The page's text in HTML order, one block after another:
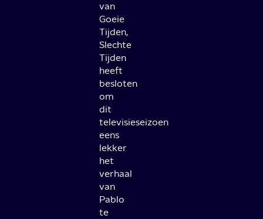
van
Goeie
Tijden,
Slechte
Tijden
heeft
besloten
om
dit
televisieseizoen
eens
lekker
het
verhaal
van
Pablo
te